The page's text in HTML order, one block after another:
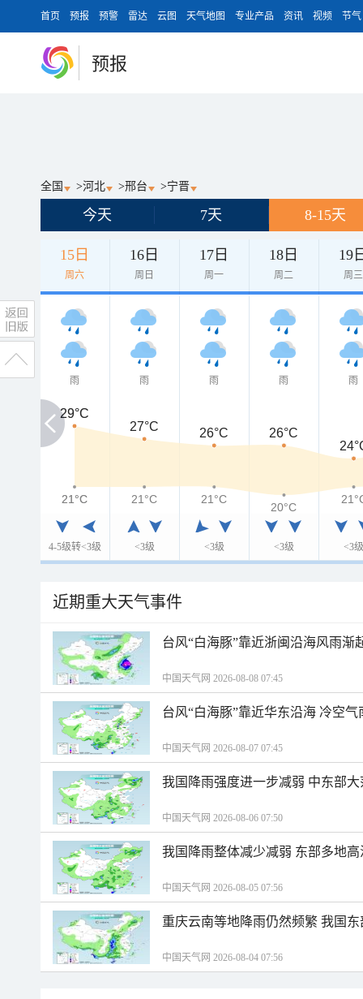
首页 预报 预警 雷达 云图 天气地图 专业产品 资讯 视频 节气
预报
全国 >河北 >邢台 >宁晋
今天 7天 8-15天
15日
周六
16日
周日
17日
周一
18日
周二
19
周三
雨
4-5级转<3级
雨
<3级
雨
<3级
雨
<3级
雨
<3级
29°C
29°C
27°C
26°C
26°C
21°C
21°C 21°C 21°C
20°C
近期重大天气事件
台风“白海豚”靠近浙闽沿海风雨渐
中国天气网 2026-08-08 07:45
台风“白海豚”靠近华东沿海 冷空
中国天气网 2026-08-07 07:45
我国降雨强度进一步减弱 中东部
中国天气网 2026-08-06 07:50
我国降雨整体减少减弱 东部多地
中国天气网 2026-08-05 07:56
重庆云南等地降雨仍然频繁 我国
中国天气网 2026-08-04 07:56